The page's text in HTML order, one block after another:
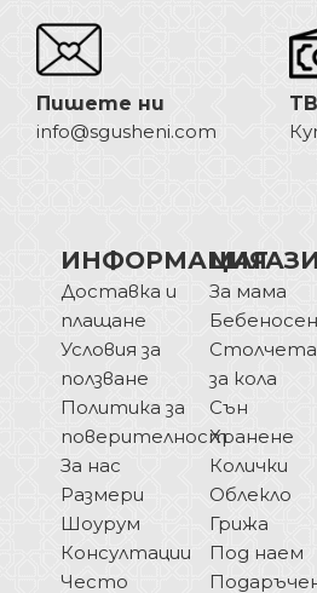
Пишете ни
info@sgusheni.com
ИНФОРМАЦИЯ
Доставка и
плащане
Условия за
ползване
Политика за
поверителност
За нас
Размери
Шоурум
Консултации
Често
За мама
Столчета
за кола
Сън
Хранене
Колички
Облекло
Грижа
Под наем